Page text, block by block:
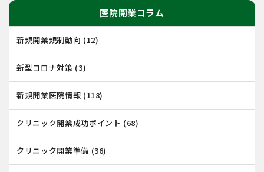
医院開業コラム
新規開業規制動向 (12)
新型コロナ対策 (3)
新規開業医院情報 (118)
クリニック開業成功ポイント (68)
クリニック開業準備 (36)